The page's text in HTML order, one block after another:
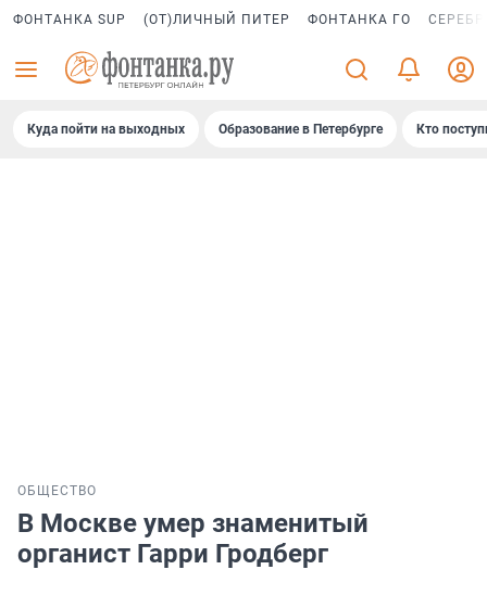
ФОНТАНКА SUP (ОТ)ЛИЧНЫЙ ПИТЕР ФОНТАНКА ГО
Куда пойти на выходных Образование в Петербурге Кто
ОБЩЕСТВО
В Москве умер знаменитый
органист Гарри Гродберг